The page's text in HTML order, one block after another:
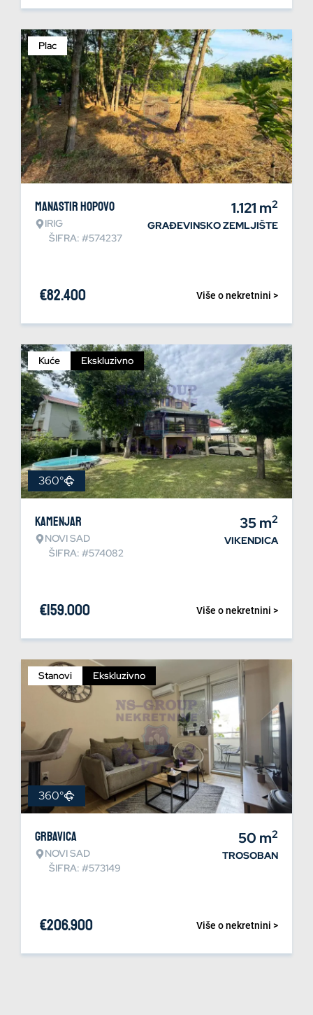
Plac
Manastir Hopovo
IRIG
ŠIFRA: #574237
1.121 m2
GRAĐEVINSKO ZEMLJIŠTE
Više o nekretnini >
€82.400
Kuće Ekskluzivno
360°
Kamenjar
NOVI SAD
ŠIFRA: #574082
35m2
VIKENDICA
Više o nekretnini >
€159.000
Stanovi Ekskluzivno
360°
Grbavica
NOVI SAD
ŠIFRA: #573149
50 m2
TROSOBAN
Više o nekretnini >
€206.900